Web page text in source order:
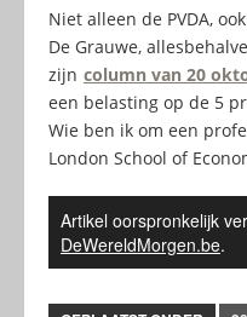
Niet alleen de PVDA,
De Grauwe,
zijn column van 20
een belasting op de 5
Wie ben ik om een
London School of
Artikel oorspronkelijk
DeWereldMorgen.be.